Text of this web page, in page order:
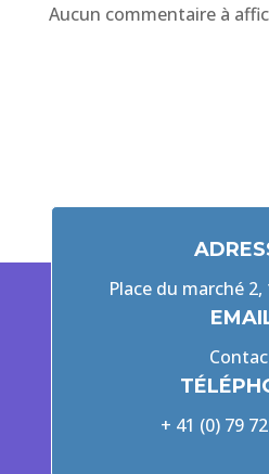
Aucun commentaire à
Place du marché 2,
+ 41 (0) 79